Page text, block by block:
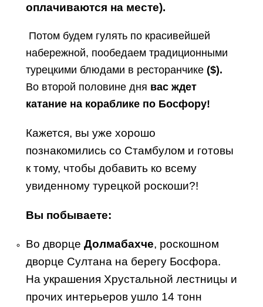
оплачиваются на месте).
Потом будем гулять по красивейшей
набережной, пообедаем традиционными
турецкими блюдами в ресторанчике ($).
Во второй половине дня вас ждет
катание на кораблике по Босфору!
Кажется, вы уже хорошо
познакомились со Стамбулом и готовы
к тому, чтобы добавить ко всему
увиденному турецкой роскоши?!
Вы побываете:
Во дворце Долмабахче, роскошном
дворце Султана на берегу Босфора.
На украшения Хрустальной лестницы и
прочих интерьеров ушло 14 тонн